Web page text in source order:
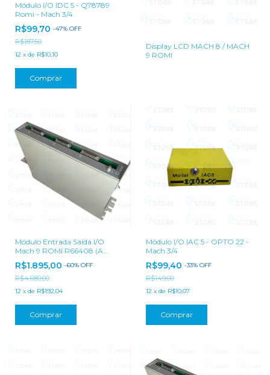
Módulo I/O IDC 5 - Q78789
Romi - Mach 3/4
R$99,70 -47% OFF
R$187,50
12 x de R$10,10
Display LCD MACH 8 / MACH
9 ROMI
Módulo Entrada Saída I/O
Mach 9 ROMI R66408 (A
BASE TROCA - Sob análise do
Laboratório CATCNC)
R$1.895,00 -60% OFF
R$4.680,00
12 x de R$192,04
Módulo I/O IAC 5 - OPTO 22 -
Mach 3/4
R$99,40 -33% OFF
R$149,00
12 x de R$10,07